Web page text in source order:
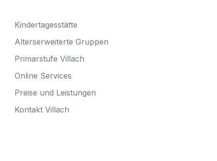
Kindertagesstätte
Alterserweiterte Gruppen
Primarstufe Villach
Online Services
Preise und Leistungen
Kontakt Villach